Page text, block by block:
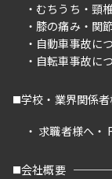
むちうち
頸
膝の痛み
関
自動車事故に
自転車事故に
学校・業界関係
求職者様へ
会社概要